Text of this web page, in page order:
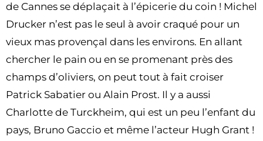
de Cannes se déplaçait à l’épicerie du coin ! Michel
Drucker n’est pas le seul à avoir craqué pour un
vieux mas provençal dans les environs. En allant
chercher le pain ou en se promenant près des
champs d’oliviers, on peut tout à fait croiser
Patrick Sabatier ou Alain Prost. Il y a aussi
Charlotte de Turckheim, qui est un peu l’enfant du
pays, Bruno Gaccio et même l’acteur Hugh Grant !